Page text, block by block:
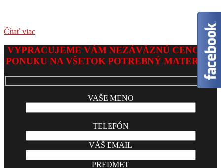
Čítať viac
2026-
02-
03
VYPRACUJEME VÁM NEZÁVÄZNÚ CENOVÚ
PONUKU NA VŠETOK POTREBNÝ MATERIÁL
VAŠE MENO
TELEFÓN
VÁŠ EMAIL
PREDMET